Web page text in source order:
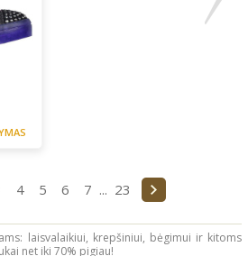
4 5 6 7 ... 23
laisvalaikiui, krepšiniui, bėgimui ir kitoms
net iki 70% pigiau!